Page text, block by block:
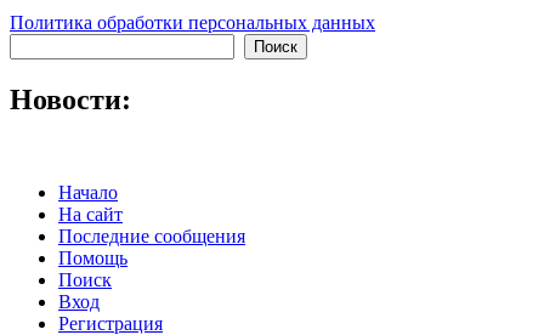
Политика обработки персональных данных
Новости:
Начало
На сайт
Последние сообщения
Помощь
Поиск
Вход
Регистрация